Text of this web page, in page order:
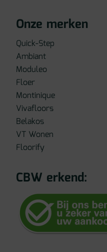
Onze merken
Quick-Step
Ambiant
Moduleo
Floer
Montinique
Vivafloors
Belakos
VT Wonen
Floorify
CBW erkend: